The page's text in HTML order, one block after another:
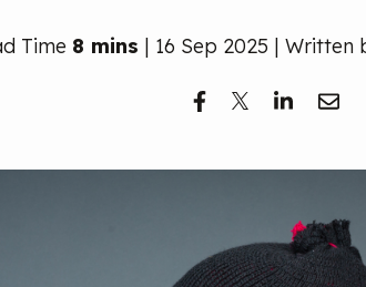
Time 8 mins | 16 Sep 2025 |